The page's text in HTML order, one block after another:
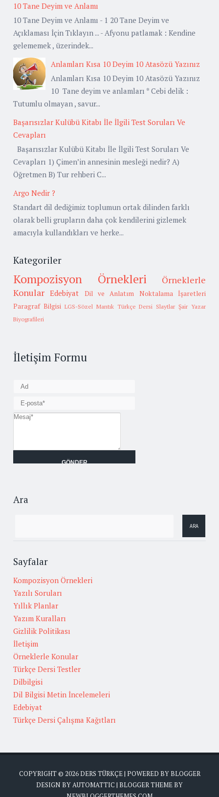
10 Tane Deyim ve Anlamı
10 Tane Deyim ve Anlamı - 1 20 Tane Deyim ve
Açıklaması İçin Tıklayın ... - Afyonu patlamak : Kendine
gelememek , üzerindek...
Anlamları Kısa 10 Deyim 10 Atasözü Yazınız
Anlamları Kısa 10 Deyim 10 Atasözü Yazınız
10 Tane deyim ve anlamları * Cebi delik :
Tutumlu olmayan , savur...
Başarısızlar Kulübü Kitabı İle İlgili Test Soruları Ve
Cevapları
Başarısızlar Kulübü Kitabı İle İlgili Test Soruları Ve
Cevapları 1) Çimen’in annesinin mesleği nedir? A)
Öğretmen B) Tur rehberi C...
Argo Nedir ?
Standart dil dediğimiz toplumun ortak dilinden farklı
olarak belli grupların daha çok kendilerini gizlemek
amacıyla kullandıkları ve herke...
Kategoriler
Kompozisyon Örnekleri
Örneklerle
Konular Edebiyat Dil ve Anlatım
Noktalama İşaretleri
Paragraf Bilgisi LGS-Sözel Mantık Türkçe Dersi Slaytlar Şair Yazar
Biyografileri
İletişim Formu
Ara
Sayfalar
Kompozisyon Örnekleri
Yazılı Soruları
Yıllık Planlar
Yazım Kuralları
Gizlilik Politikası
İletişim
Örneklerle Konular
Türkçe Dersi Testler
Dilbilgisi
Dil Bilgisi Metin İncelemeleri
Edebiyat
Türkçe Dersi Çalışma Kağıtları
COPYRIGHT © 2026DERS TÜRKÇE| POWERED BYBLOGGER
DESIGN BYAUTOMATTIC | BLOGGER THEME BY